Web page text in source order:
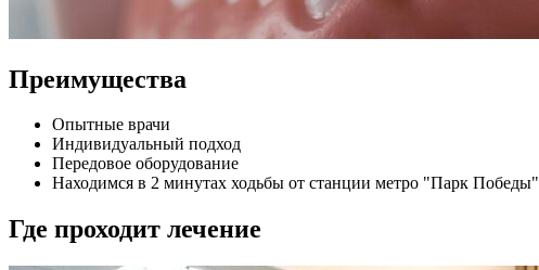
Преимущества
Опытные врачи
Индивидуальный подход
Передовое оборудование
Находимся в 2 минутах ходьбы от станции метро "Парк Победы"
Где проходит лечение